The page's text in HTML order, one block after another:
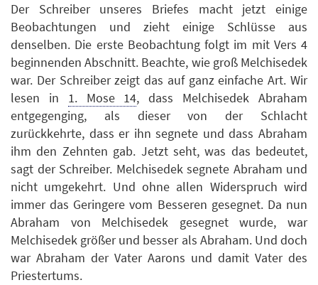
Der Schreiber unseres Briefes macht jetzt einige
Beobachtungen und zieht einige Schlüsse aus
denselben. Die erste Beobachtung folgt im mit Vers 4
beginnenden Abschnitt. Beachte, wie groß Melchisedek
war. Der Schreiber zeigt das auf ganz einfache Art. Wir
lesen in 1. Mose 14, dass Melchisedek Abraham
entgegenging, als dieser von der Schlacht
zurückkehrte, dass er ihn segnete und dass Abraham
ihm den Zehnten gab. Jetzt seht, was das bedeutet,
sagt der Schreiber. Melchisedek segnete Abraham und
nicht umgekehrt. Und ohne allen Widerspruch wird
immer das Geringere vom Besseren gesegnet. Da nun
Abraham von Melchisedek gesegnet wurde, war
Melchisedek größer und besser als Abraham. Und doch
war Abraham der Vater Aarons und damit Vater des
Priestertums.